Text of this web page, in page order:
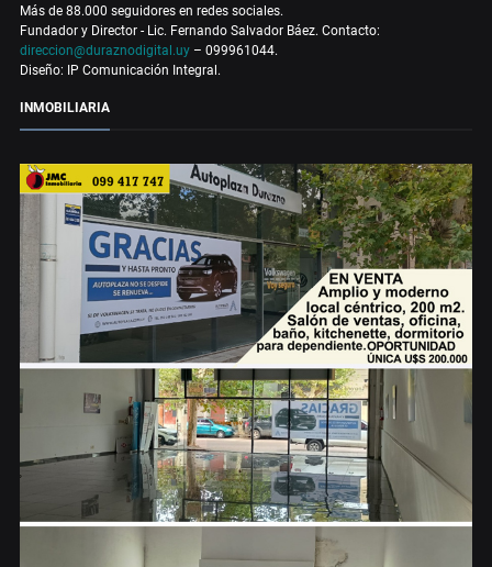
Más de 88.000 seguidores en redes sociales.
Fundador y Director - Lic. Fernando Salvador Báez. Contacto:
direccion@duraznodigital.uy – 099961044.
Diseño: IP Comunicación Integral.
INMOBILIARIA